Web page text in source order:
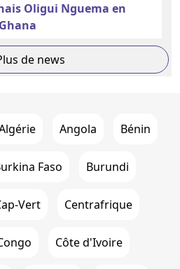
Oligui Nguema en
de news
Angola Bénin
Faso Burundi
Vert Centrafrique
Côte d'Ivoire